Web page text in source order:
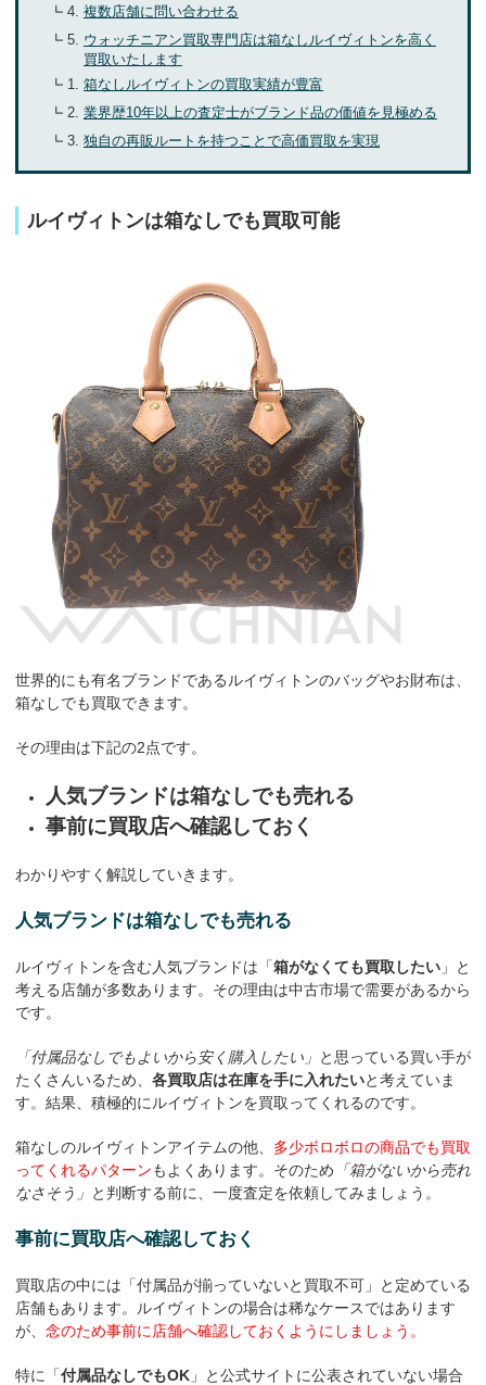
複数店舗に問い合わせる
ウォッチニアン買取専門店は箱なしルイヴィトンを高く
買取いたします
箱なしルイヴィトンの買取実績が豊富
業界歴10年以上の査定士がブランド品の価値を見極める
独自の再販ルートを持つことで高価買取を実現
ルイヴィトンは箱なしでも買取可能
世界的にも有名ブランドであるルイヴィトンのバッグやお財布は、
箱なしでも買取できます。
その理由は下記の2点です。
人気ブランドは箱なしでも売れる
事前に買取店へ確認しておく
わかりやすく解説していきます。
人気ブランドは箱なしでも売れる
ルイヴィトンを含む人気ブランドは「箱がなくても買取したい 」と
考える店舗が多数あります。その理由は中古市場で需要があるから
です。
「付属品なしでもよいから安く購入したい」 と思っている買い手が
たくさんいるため、 各買取店は在庫を手に入れたいと考えていま
す。結果、積極的にルイヴィトンを買取ってくれるのです。
箱なしのルイヴィトンアイテムの他、 多少ボロボロの商品でも買取
ってくれるパターンもよくあります。そのため 「箱がないから売れ
なさそう」 と判断する前に、一度査定を依頼してみましょう。
事前に買取店へ確認しておく
買取店の中には「付属品が揃っていないと買取不可」と定めている
店舗もあります。ルイヴィトンの場合は稀なケースではあります
が、 念のため事前に店舗へ確認しておくようにしましょう。
特に「付属品なしでもOK 」と公式サイトに公表されていない場合